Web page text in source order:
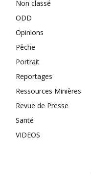
Non classé
ODD
Opinions
Pêche
Portrait
Reportages
Ressources Minières
Revue de Presse
Santé
VIDEOS